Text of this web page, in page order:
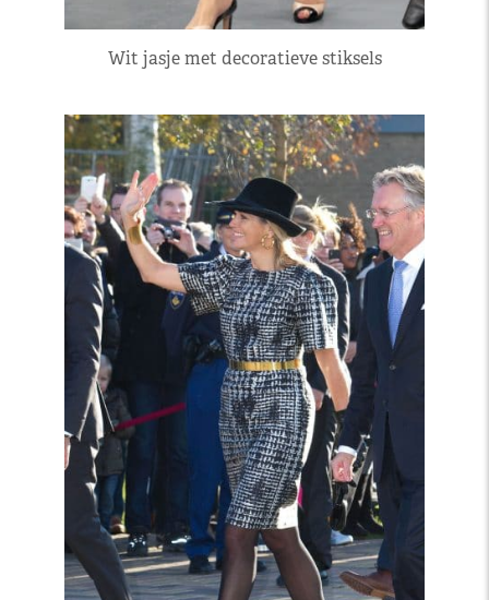
Wit jasje met decoratieve stiksels